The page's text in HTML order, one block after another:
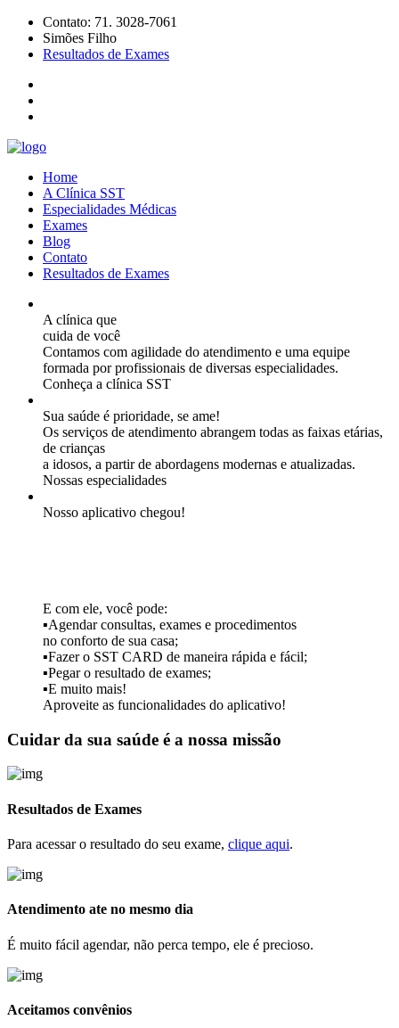
Contato: 71. 3028-7061
Simões Filho
Resultados de Exames
Home
A Clínica SST
Especialidades Médicas
Exames
Blog
Contato
Resultados de Exames
A clínica que
cuida de você
Contamos com agilidade do atendimento e uma equipe
formada por profissionais de diversas especialidades.
Conheça a clínica SST
Sua saúde é prioridade, se ame!
Os serviços de atendimento abrangem todas as faixas etárias,
de crianças
a idosos, a partir de abordagens modernas e atualizadas.
Nossas especialidades
Nosso aplicativo chegou!
E com ele, você pode:
▪Agendar consultas, exames e procedimentos
no conforto de sua casa;
▪Fazer o SST CARD de maneira rápida e fácil;
▪Pegar o resultado de exames;
▪E muito mais!
Aproveite as funcionalidades do aplicativo!
Cuidar da sua saúde é a nossa missão
Resultados de Exames
Para acessar o resultado do seu exame, clique aqui.
Atendimento ate no mesmo dia
É muito fácil agendar, não perca tempo, ele é precioso.
Aceitamos convênios